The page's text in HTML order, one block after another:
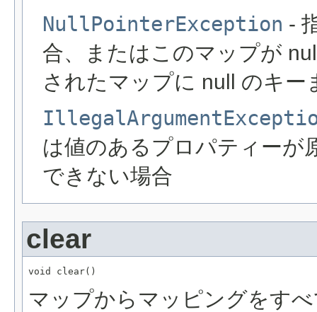
NullPointerException -
合、またはこのマップが
されたマップに null のキ
は値のあるプロパティーが
できない場合
clear
void clear()
マップからマッピングをす